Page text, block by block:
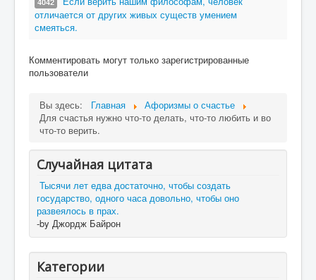
отличается от других живых существ умением
смеяться.
Комментировать могут только зарегистрированные
пользователи
Вы здесь: Главная
Афоризмы о счастье
Для счастья нужно что-то делать, что-то любить и во
что-то верить.
Случайная цитата
Тысячи лет едва достаточно, чтобы создать
государство, одного часа довольно, чтобы оно
развеялось в прах.
-by Джордж Байрон
Категории